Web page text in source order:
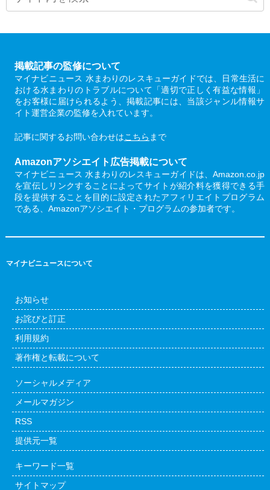
掲載記事の監修について
マイナビニュース 水まわりのレスキューガイドでは、日常生活に
おける水まわりのトラブルについて「適切で正しく有益な情報」
をお客様に届けられるよう、掲載記事には、当該ジャンル情報サ
イト運営企業の監修を入れています。
記事に関するお問い合わせはこちら まで
Amazonアソシエイト広告掲載について
マイナビニュース 水まわりのレスキューガイドは、Amazon.co.jp
を宣伝しリンクすることによってサイトが紹介料を獲得できる手
段を提供することを目的に設定されたアフィリエイトプログラム
である、Amazonアソシエイト・プログラムの参加者です。
マイナビニュースについて
お知らせ
お詫びと訂正
利用規約
著作権と転載について
ソーシャルメディア
メールマガジン
RSS
提供元一覧
キーワード一覧
サイトマップ